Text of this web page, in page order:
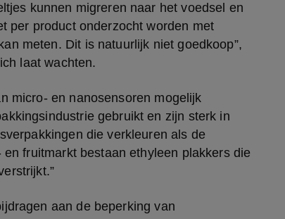
kunnen migreren naar het voedsel en
per product onderzocht worden met
meten. Dit is natuurlijk niet goedkoop”,
laat wachten.
micro- en nanosensoren mogelijk
gebruikt en zijn sterk in
die verkleuren als de
fruitmarkt bestaan ethyleen plakkers die
aan de beperking van